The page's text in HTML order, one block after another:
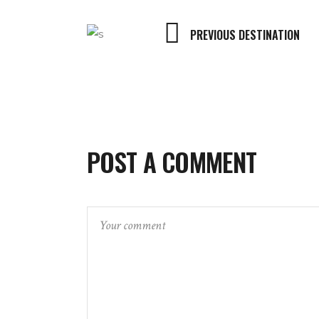
PREVIOUS DESTINATION
POST A COMMENT